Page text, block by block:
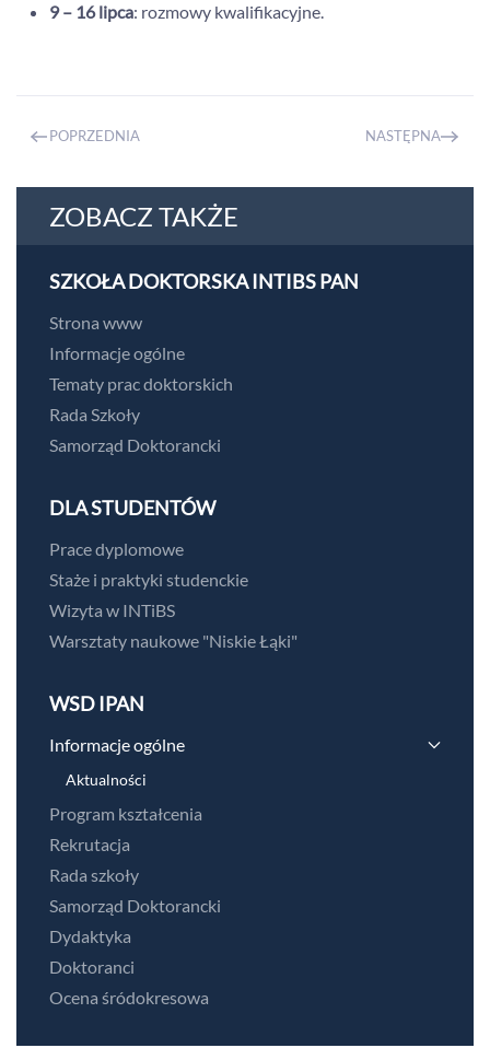
9 – 16 lipca: rozmowy kwalifikacyjne.
POPRZEDNIA NASTĘPNA
ZOBACZ TAKŻE
SZKOŁA DOKTORSKA INTIBS PAN
Strona www
Informacje ogólne
Tematy prac doktorskich
Rada Szkoły
Samorząd Doktorancki
DLA STUDENTÓW
Prace dyplomowe
Staże i praktyki studenckie
Wizyta w INTiBS
Warsztaty naukowe "Niskie Łąki"
WSD IPAN
Informacje ogólne
Aktualności
Program kształcenia
Rekrutacja
Rada szkoły
Samorząd Doktorancki
Dydaktyka
Doktoranci
Ocena śródokresowa